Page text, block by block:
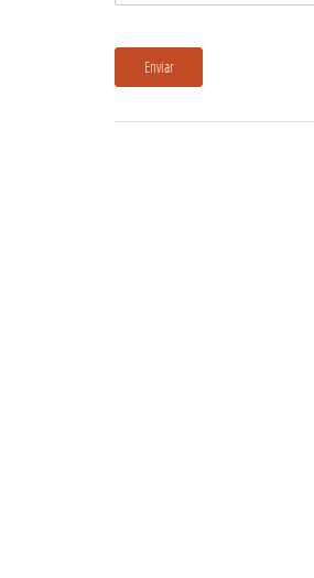
Enviar